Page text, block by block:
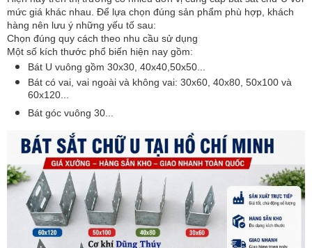
mức giá khác nhau. Để lựa chọn đúng sản phẩm phù hợp, khách
hàng nên lưu ý những yếu tố sau:
Chọn đúng quy cách theo nhu cầu sử dụng
Một số kích thước phổ biến hiện nay gồm:
Bát U vuông gồm 30x30, 40x40,50x50...
Bát có vai, vai ngoài và không vai: 30x60, 40x80, 50x100 và
60x120...
Bát góc vuông 30...